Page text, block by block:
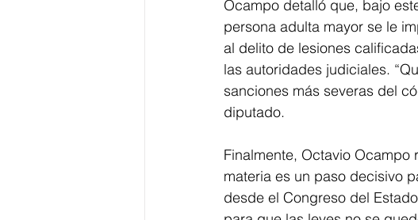
Ocampo detalló que, bajo
persona adulta mayor se le
al delito de lesiones
las autoridades judiciales.
sanciones más severas del
diputado.
Finalmente, Octavio
materia es un paso decisivo
desde el Congreso del